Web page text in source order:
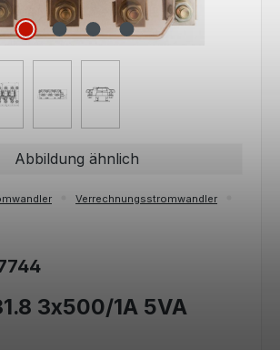
Abbildung ähnlich
Verrechnungsstromwandler
3x500/1A 5VA